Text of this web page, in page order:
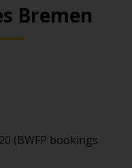
Bremen
(BWFP bookings